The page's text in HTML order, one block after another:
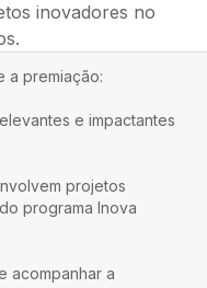
inovadores no
a premiação:
e impactantes
projetos
programa Inova
acompanhar a